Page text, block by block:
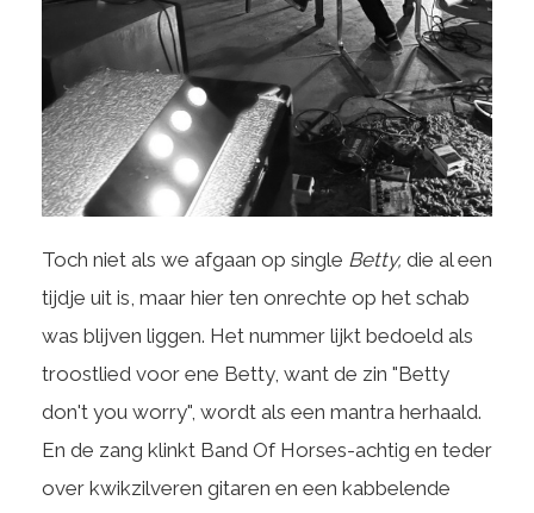
Toch niet als we afgaan op single Betty, die al een
tijdje uit is, maar hier ten onrechte op het schab
was blijven liggen. Het nummer lijkt bedoeld als
troostlied voor ene Betty, want de zin "Betty
don't you worry", wordt als een mantra herhaald.
En de zang klinkt Band Of Horses-achtig en teder
over kwikzilveren gitaren en een kabbelende